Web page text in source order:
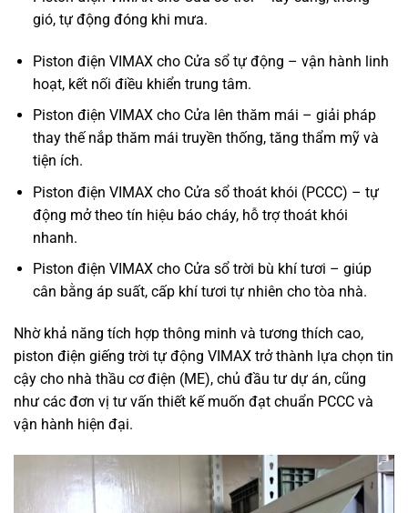
gió, tự động đóng khi mưa.
Piston điện VIMAX cho Cửa sổ tự động – vận hành linh
hoạt, kết nối điều khiển trung tâm.
Piston điện VIMAX cho Cửa lên thăm mái – giải pháp
thay thế nắp thăm mái truyền thống, tăng thẩm mỹ và
tiện ích.
Piston điện VIMAX cho Cửa sổ thoát khói (PCCC) – tự
động mở theo tín hiệu báo cháy, hỗ trợ thoát khói
nhanh.
Piston điện VIMAX cho Cửa sổ trời bù khí tươi – giúp
cân bằng áp suất, cấp khí tươi tự nhiên cho tòa nhà.
Nhờ khả năng tích hợp thông minh và tương thích cao,
piston điện giếng trời tự động VIMAX trở thành lựa chọn tin
cậy cho nhà thầu cơ điện (ME), chủ đầu tư dự án, cũng
như các đơn vị tư vấn thiết kế muốn đạt chuẩn PCCC và
vận hành hiện đại.